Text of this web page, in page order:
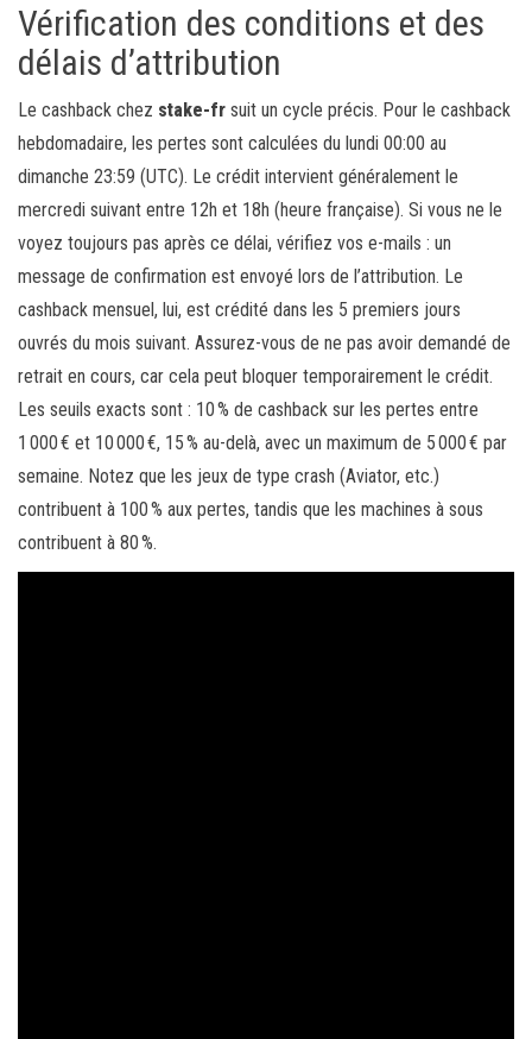
Vérification des conditions et des
délais d’attribution
Le cashback chez stake-fr suit un cycle précis. Pour le cashback
hebdomadaire, les pertes sont calculées du lundi 00:00 au
dimanche 23:59 (UTC). Le crédit intervient généralement le
mercredi suivant entre 12h et 18h (heure française). Si vous ne le
voyez toujours pas après ce délai, vérifiez vos e-mails : un
message de confirmation est envoyé lors de l’attribution. Le
cashback mensuel, lui, est crédité dans les 5 premiers jours
ouvrés du mois suivant. Assurez-vous de ne pas avoir demandé de
retrait en cours, car cela peut bloquer temporairement le crédit.
Les seuils exacts sont : 10 % de cashback sur les pertes entre
1 000 € et 10 000 €, 15 % au-delà, avec un maximum de 5 000 € par
semaine. Notez que les jeux de type crash (Aviator, etc.)
contribuent à 100 % aux pertes, tandis que les machines à sous
contribuent à 80 %.